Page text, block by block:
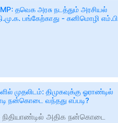
தவெக அரசு நடத்தும் அரசியல்
பங்கேற்காது - கனிமொழி எம்.பி
முதலிடம்: திமுகவுக்கு ஓராண்டில்
நன்கொடை வந்தது எப்படி?
அதிக நன்கொடை